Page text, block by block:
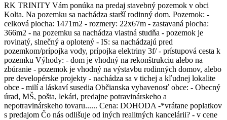
RK TRINITY Vám ponúka na predaj stavebný pozemok v obci
Kolta. Na pozemku sa nachádza starší rodinný dom. Pozemok: -
celková plocha: 1471m2 - rozmery: 22x67m - zastavaná plocha:
366m2 - na pozemku sa nachádza vlastná studňa - pozemok je
rovinatý, slnečný a oplotený - IS: sa nachádzajú pred
pozemkom/prípojka vody, prípojka elektriny 3f/ - prístupová cesta k
pozemku Výhody: - dom je vhodný na rekonštrukciu alebo na
zbúranie - pozemok je vhodný na výstavbu rodinných domov, alebo
pre developérske projekty - nachádza sa v tichej a kľudnej lokalite
obce - milí a láskaví susedia Občianska vybavenosť obce: - Obecný
úrad, MŠ, pošta, lekári, predajne potravinárskeho a
nepotravinárskeho tovaru...... Cena: DOHODA -*vrátane poplatkov
s predajom Čo nás odlišuje od iných realitných kancelárii? - v cene